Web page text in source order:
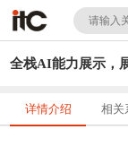
详情介绍 相关